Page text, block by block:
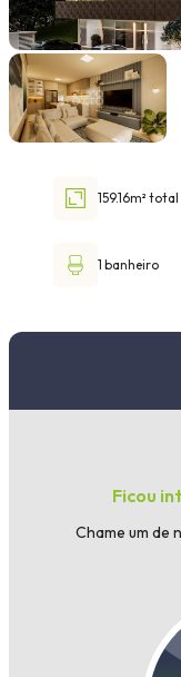
Faixa de
159.16m² total
1 banheiro
Ficou
Chame um